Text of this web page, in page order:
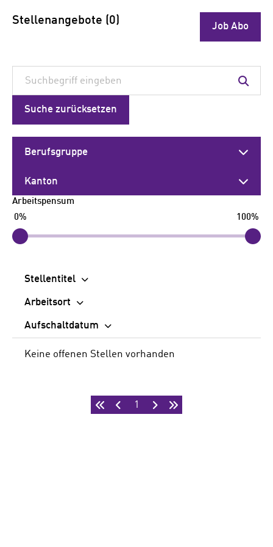
Stellenangebote (0) Job Abo
Suche zurücksetzen
Berufsgruppe
Kanton
Arbeitspensum
0% 100%
Stellentitel
Arbeitsort
Aufschaltdatum
Keine offenen Stellen vorhanden
1